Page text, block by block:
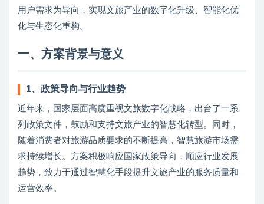
用户需求为导向，实现文旅产业的数字化升级、智能化优
化与生态化重构。
一、方案背景与意义
1、 政策导向与行业趋势
近年来，国家层面高度重视文旅数字化战略，出台了一系
列政策文件，鼓励和支持文旅产业的智慧化转型。同时，
随着消费者对旅游品质要求的不断提高，智慧旅游市场需
求持续增长。方案积极响应国家政策导向，顺应行业发展
趋势，致力于通过智慧化手段提升文旅产业的服务质量和
运营效率。